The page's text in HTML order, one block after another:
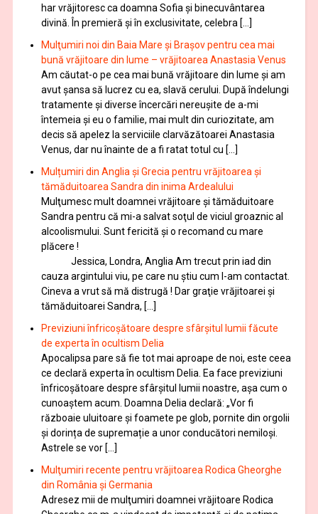
har vrăjitoresc ca doamna Sofia şi binecuvântarea
divină. În premieră şi în exclusivitate, celebra […]
Mulţumiri noi din Baia Mare și Brașov pentru cea mai
bună vrăjitoare din lume – vrăjitoarea Anastasia Venus
Am căutat-o pe cea mai bună vrăjitoare din lume și am
avut șansa să lucrez cu ea, slavă cerului. După îndelungi
tratamente şi diverse încercări nereușite de a-mi
întemeia şi eu o familie, mai mult din curiozitate, am
decis să apelez la serviciile clarvăzătoarei Anastasia
Venus, dar nu înainte de a fi ratat totul cu […]
Mulțumiri din Anglia și Grecia pentru vrăjitoarea și
tămăduitoarea Sandra din inima Ardealului
Mulţumesc mult doamnei vrăjitoare și tămăduitoare
Sandra pentru că mi-a salvat soţul de viciul groaznic al
alcoolismului. Sunt fericită și o recomand cu mare
plăcere !
Jessica, Londra, Anglia Am trecut prin iad din
cauza argintului viu, pe care nu știu cum l-am contactat.
Cineva a vrut să mă distrugă ! Dar graţie vrăjitoarei și
tămăduitoarei Sandra, […]
Previziuni înfricoșătoare despre sfârșitul lumii făcute
de experta în ocultism Delia
Apocalipsa pare să fie tot mai aproape de noi, este ceea
ce declară experta în ocultism Delia. Ea face previziuni
înfricoșătoare despre sfârșitul lumii noastre, așa cum o
cunoaștem acum. Doamna Delia declară: „Vor fi
războaie uluitoare și foamete pe glob, pornite din orgolii
și dorința de supremație a unor conducători nemiloși.
Astrele se vor […]
Mulţumiri recente pentru vrăjitoarea Rodica Gheorghe
din România și Germania
Adresez mii de mulţumiri doamnei vrăjitoare Rodica